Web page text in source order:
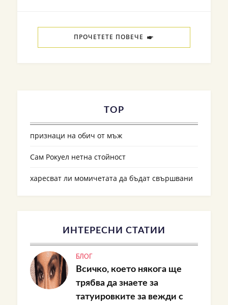
ПРОЧЕТЕТЕ ПОВЕЧЕ
TOP
признаци на обич от мъж
Сам Рокуел нетна стойност
харесват ли момичетата да бъдат свършвани
ИНТЕРЕСНИ СТАТИИ
БЛОГ
Всичко, което някога ще
трябва да знаете за
татуировките за вежди с